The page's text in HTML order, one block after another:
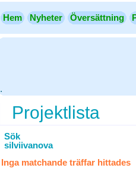
Hem Nyheter Översättning
.
Projektlista
Sök
silviivanova
Inga matchande träffar hittades